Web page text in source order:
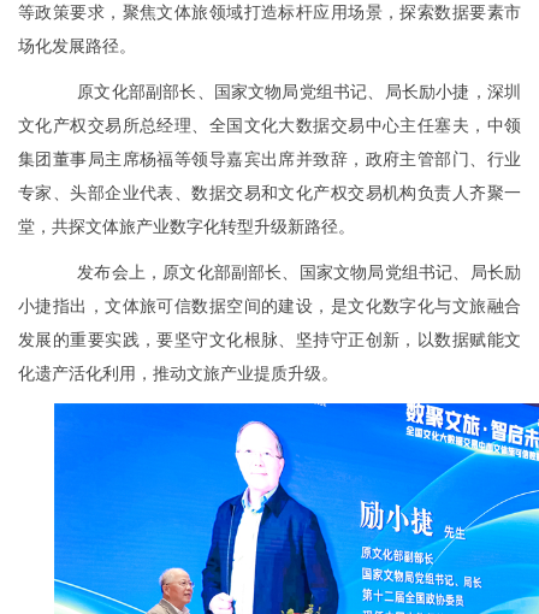
等政策要求，聚焦文体旅领域打造标杆应用场景，探索数据要素市
场化发展路径。
原文化部副部长、国家文物局党组书记、局长励小捷，深圳
文化产权交易所总经理、全国文化大数据交易中心主任塞夫，中领
集团董事局主席杨福等领导嘉宾出席并致辞，政府主管部门、行业
专家、头部企业代表、数据交易和文化产权交易机构负责人齐聚一
堂，共探文体旅产业数字化转型升级新路径。
发布会上，原文化部副部长、国家文物局党组书记、局长励
小捷指出，文体旅可信数据空间的建设，是文化数字化与文旅融合
发展的重要实践，要坚守文化根脉、坚持守正创新，以数据赋能文
化遗产活化利用，推动文旅产业提质升级。